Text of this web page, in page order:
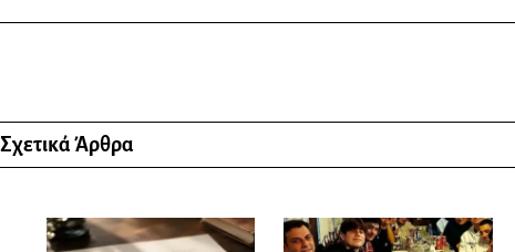
Σχετικά Άρθρα